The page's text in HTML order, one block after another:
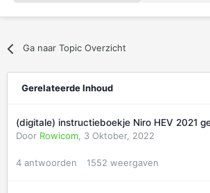
Ga naar Topic Overzicht
Gerelateerde Inhoud
(digitale) instructieboekje Niro HEV 2021
Door Rowicom, 3 Oktober, 2022
4 antwoorden 1552 weergaven